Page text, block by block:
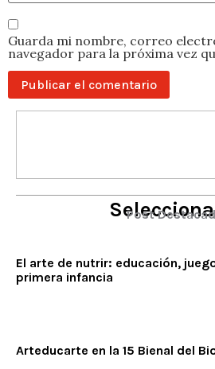
Guarda mi nombre, correo
navegador para la próxima vez
Post
El arte de nutrir: educación,
primera infancia
Arteducarte en la 15 Bienal del